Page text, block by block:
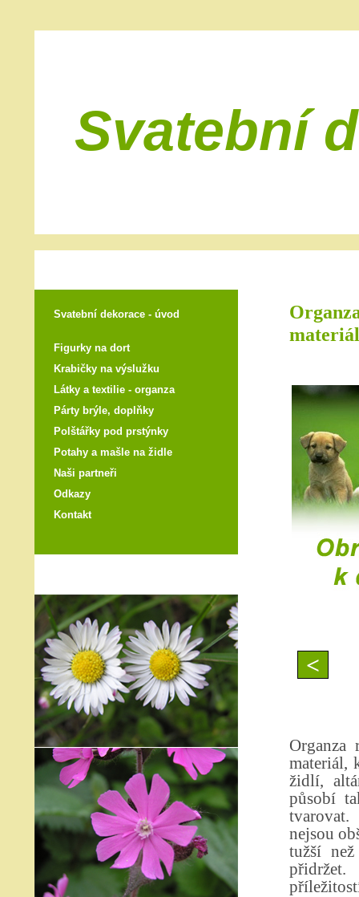
Svatební
Svatební dekorace - úvod
Figurky na dort
Krabičky na výslužku
Látky a textilie - organza
Párty brýle, doplňky
Polštářky pod prstýnky
Potahy a mašle na židle
Naši partneři
Odkazy
Kontakt
<
materiál,
židlí,
působí
nejsou
tužší